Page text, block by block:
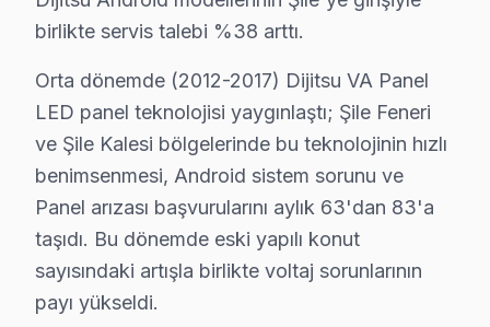
Kömürcüoda'da Dijitsu TV Servisi
Kömürcüoda mahallesinde, Dijitsu ekran'lerde en sık
Meşrutiyet'te Dijitsu TV Servisi
Meşrutiyet mahallesi, Dijitsu ekran'lerde sıkça
Ormanlı'da Dijitsu TV Servisi
Ormanlı mahallesinde, kullanıcılar genellikle ekran
Sahilköy'de Dijitsu TV Servisi
Sahilköy mahallesi, Dijitsu televizyonunuz
birlikte servis talebi %38 arttı.
Orta dönemde (2012-2017) Dijitsu VA Panel
LED panel teknolojisi yaygınlaştı; Şile Feneri
ve Şile Kalesi bölgelerinde bu teknolojinin hızlı
benimsenmesi, Android sistem sorunu ve
Panel arızası başvurularını aylık 63'dan 83'a
taşıdı. Bu dönemde eski yapılı konut
sayısındaki artışla birlikte voltaj sorunlarının
payı yükseldi.